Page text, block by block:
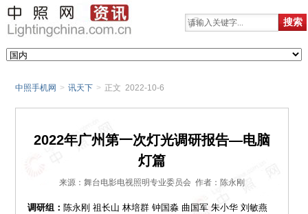
中照手机网 > 讯天下 > 正文 2022-10-6
2022年广州第一次灯光调研报告—电脑
灯篇
来源：舞台电影电视照明专业委员会 作者：陈永刚
调研组： 陈永刚 祖长山 林培群 钟国淼 曲国军 朱小华 刘敏燕